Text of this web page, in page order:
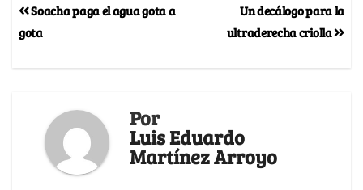
Un decálogo para la
ultraderecha criolla
Soacha paga el agua gota a
gota
Por
Luis Eduardo
Martínez Arroyo